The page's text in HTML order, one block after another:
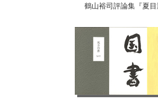
鶴山裕司評論集『夏目